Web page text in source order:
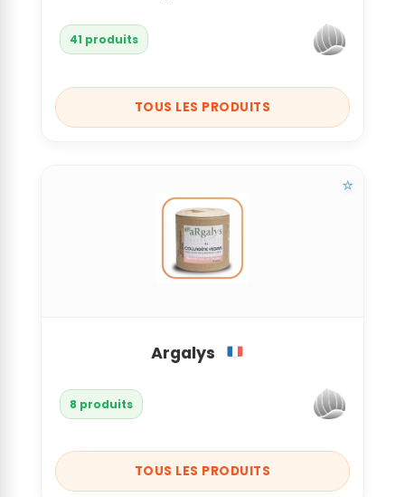
41 produits
TOUS LES PRODUITS
⭐
Argalys
8 produits
TOUS LES PRODUITS